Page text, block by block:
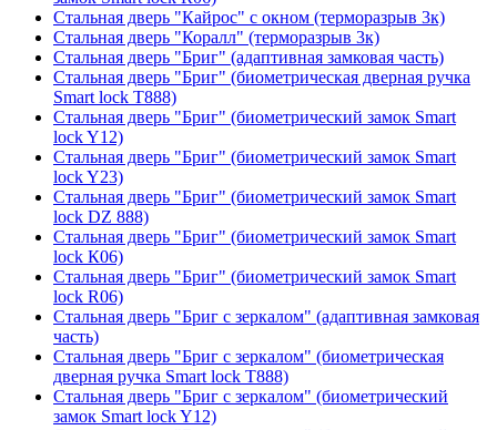
Стальная дверь "Кайрос" с окном (терморазрыв 3к)
Стальная дверь "Коралл" (терморазрыв 3к)
Стальная дверь "Бриг" (адаптивная замковая часть)
Стальная дверь "Бриг" (биометрическая дверная ручка
Smart lock T888)
Стальная дверь "Бриг" (биометрический замок Smart
lock Y12)
Стальная дверь "Бриг" (биометрический замок Smart
lock Y23)
Стальная дверь "Бриг" (биометрический замок Smart
lock DZ 888)
Стальная дверь "Бриг" (биометрический замок Smart
lock К06)
Стальная дверь "Бриг" (биометрический замок Smart
lock R06)
Стальная дверь "Бриг с зеркалом" (адаптивная замковая
часть)
Стальная дверь "Бриг с зеркалом" (биометрическая
дверная ручка Smart lock T888)
Стальная дверь "Бриг с зеркалом" (биометрический
замок Smart lock Y12)